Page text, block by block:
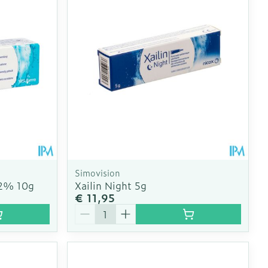
Parfums en
geurproducten
CBD
10g
Simovision
Xailin Night 5g
€ 11,95
Aantal